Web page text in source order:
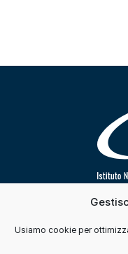
Usiamo cookie per
Segui